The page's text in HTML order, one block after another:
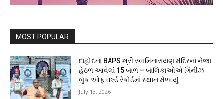
MOST POPULAR
દાહોદના BAPS શ્રી સ્વામિનારાયણ મંદિરનાં નેજા
હેઠળ આવેલાં 15 બાળ – બાલિકાઓએ ગિનીઝ
બુક ઓફ વર્લ્ડ રેકોર્ડમાં સ્થાન મેળવ્યું
July 13, 2026